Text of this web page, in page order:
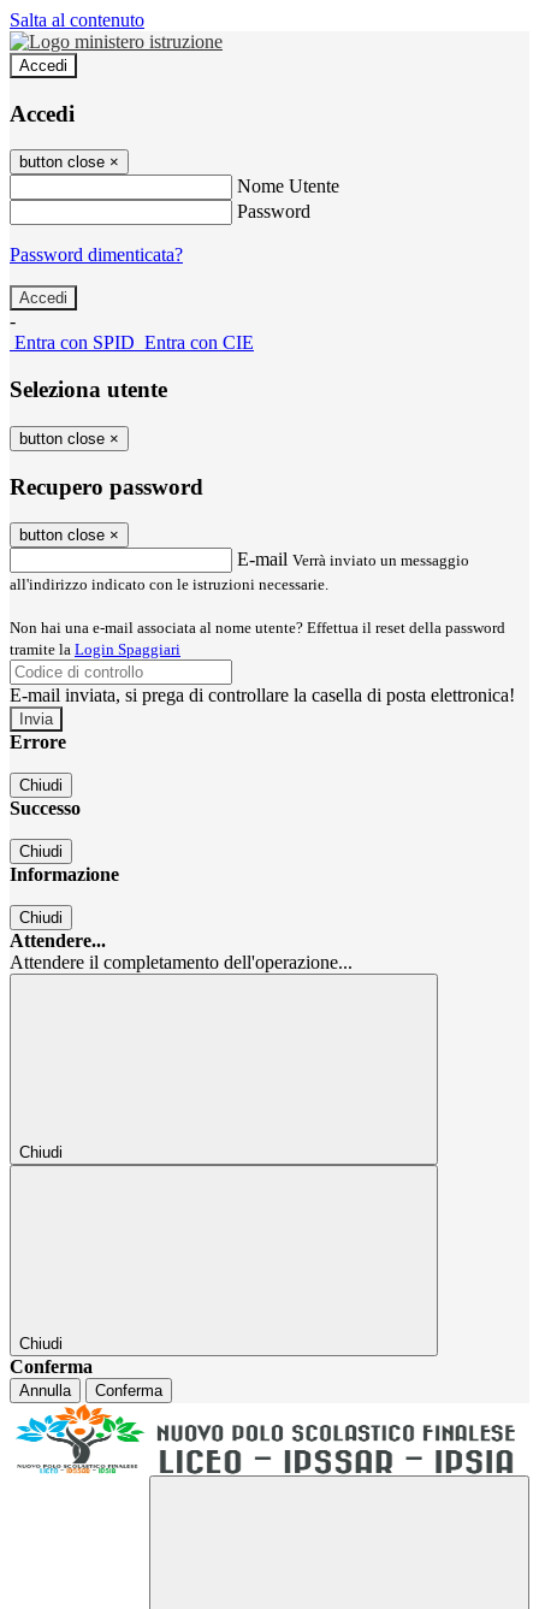
Salta al contenuto
Accedi
Accedi
button close ×
Nome Utente
Password
Password dimenticata?
-
Entra con SPID Entra con CIE
Seleziona utente
button close ×
Recupero password
button close ×
E-mail Verrà inviato un messaggio
all'indirizzo indicato con le istruzioni necessarie.
Non hai una e-mail associata al nome utente? Effettua il reset della password
tramite la Login Spaggiari
E-mail inviata, si prega di controllare la casella di posta elettronica!
Errore
Chiudi
Successo
Chiudi
Informazione
Chiudi
Attendere...
Attendere il completamento dell'operazione...
Chiudi
Chiudi
Conferma
Annulla Conferma